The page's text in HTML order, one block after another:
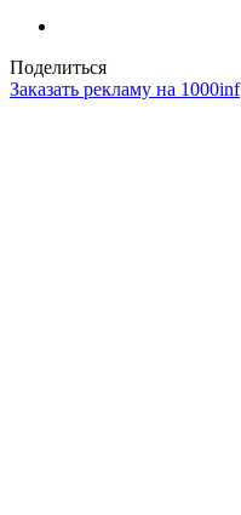
Поделиться
Заказать рекламу на 1000inf